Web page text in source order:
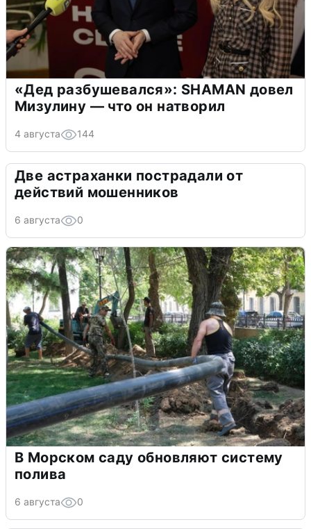
«Дед разбушевался»: SHAMAN довел
Мизулину — что он натворил
4 августа 144
Две астраханки пострадали от
действий мошенников
6 августа 0
В Морском саду обновляют систему
полива
6 августа 0